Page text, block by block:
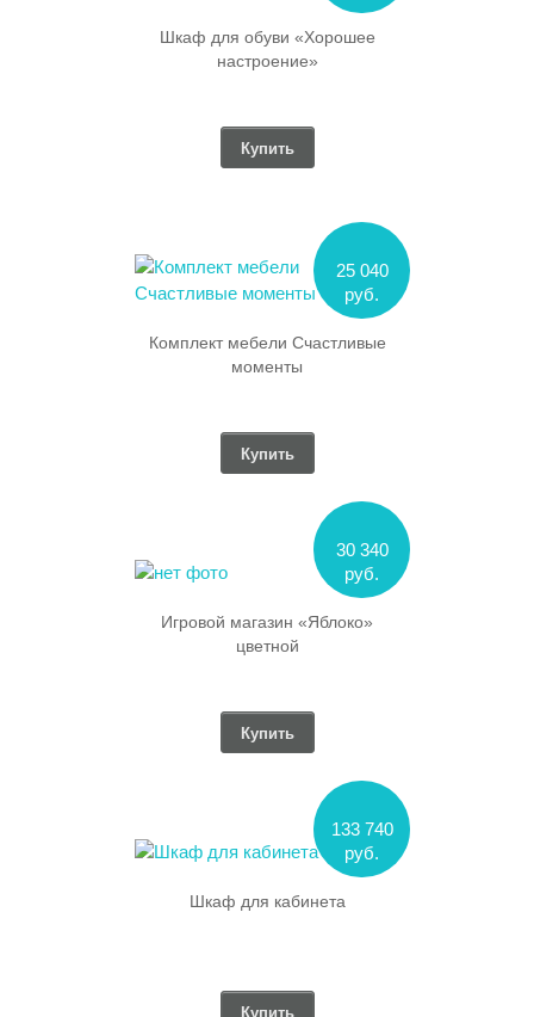
Шкаф для обуви «Хорошее
настроение»
Купить
25 040
руб.
Комплект мебели Счастливые
моменты
Купить
30 340
руб.
Игровой магазин «Яблоко»
цветной
Купить
133 740
руб.
Шкаф для кабинета
Купить